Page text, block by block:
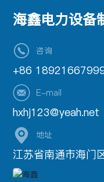
海鑫电力设备
咨询
+86
E-mail
hxhj123@yeah.net
地址
江苏省南通市海门